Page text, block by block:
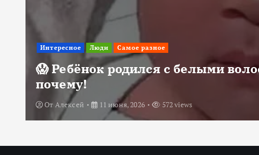
Интересное Люди Самое разное
😱 Ребёнок родился с белыми
почему!
От Алексей 11 июня, 2026 572 views